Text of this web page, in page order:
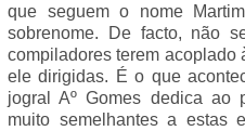
que seguem o nome
sobrenome. De facto, não
compiladores terem acoplado
ele dirigidas. É o que
jogral Aº Gomes dedica ao
muito semelhantes a estas